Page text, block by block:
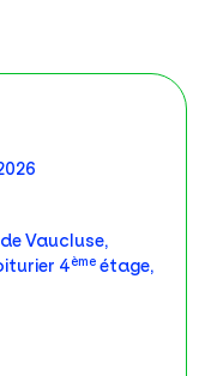
Vaucluse,
4ème étage,